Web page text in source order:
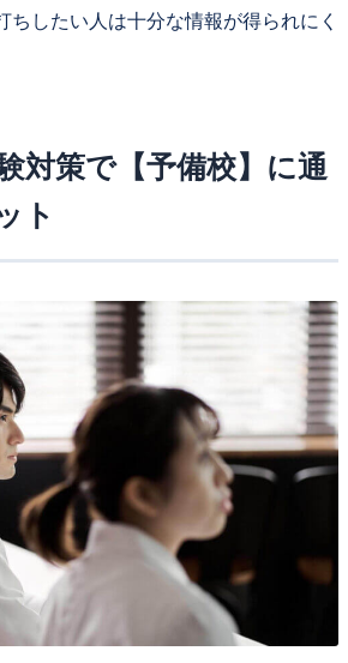
ちしたい人は十分な情報が得られにく
対策で【予備校】に通
ト